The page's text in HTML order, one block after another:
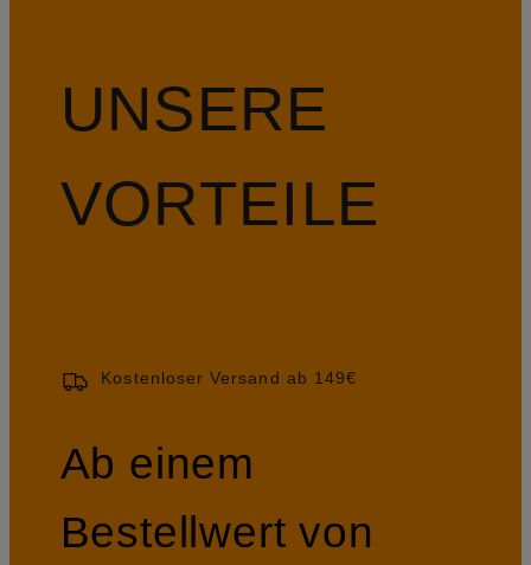
UNSERE
VORTEILE
Kostenloser Versand ab 149€
Ab einem
Bestellwert von